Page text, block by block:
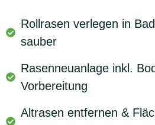
Rollrasen verlegen in
sauber
Rasenneuanlage inkl.
Vorbereitung
Altrasen entfernen &